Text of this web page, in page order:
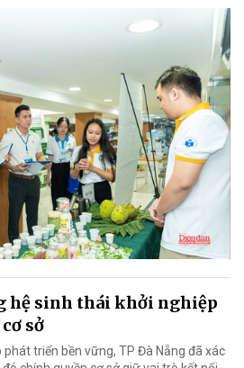
hệ sinh thái khởi nghiệp
sở
triển bền vững, TP Đà Nẵng đã xác